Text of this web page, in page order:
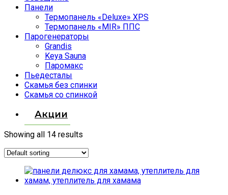
Панели
Термопанель «Deluxe» XPS
Термопанель «MIR» ППС
Парогенераторы
Grandis
Keya Sauna
Паромакс
Пьедесталы
Скамья без спинки
Скамья со спинкой
Акции
Showing all 14 results